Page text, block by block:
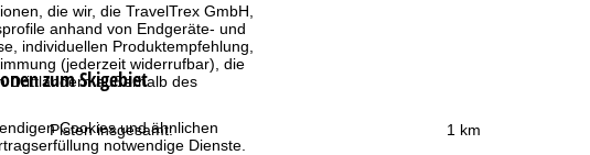
die wir, die TravelTrex GmbH,
anhand von Endgeräte- und
individuellen Produktempfehlung,
(jederzeit widerrufbar), die
Drittländern außerhalb des
Cookies und ähnlichen
notwendige Dienste.
zum Skigebiet
Pisten insgesamt: 1 km